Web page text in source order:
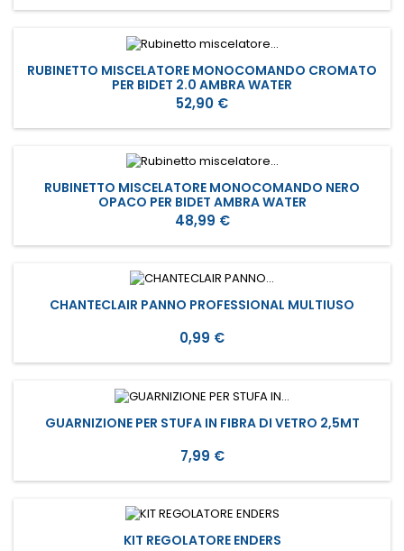
RUBINETTO MISCELATORE MONOCOMANDO CROMATO
PER BIDET 2.0 AMBRA WATER
Prezzo
52,90 €
RUBINETTO MISCELATORE MONOCOMANDO NERO
OPACO PER BIDET AMBRA WATER
Prezzo
48,99 €
CHANTECLAIR PANNO PROFESSIONAL MULTIUSO
Prezzo
0,99 €
GUARNIZIONE PER STUFA IN FIBRA DI VETRO 2,5MT
Prezzo
7,99 €
KIT REGOLATORE ENDERS